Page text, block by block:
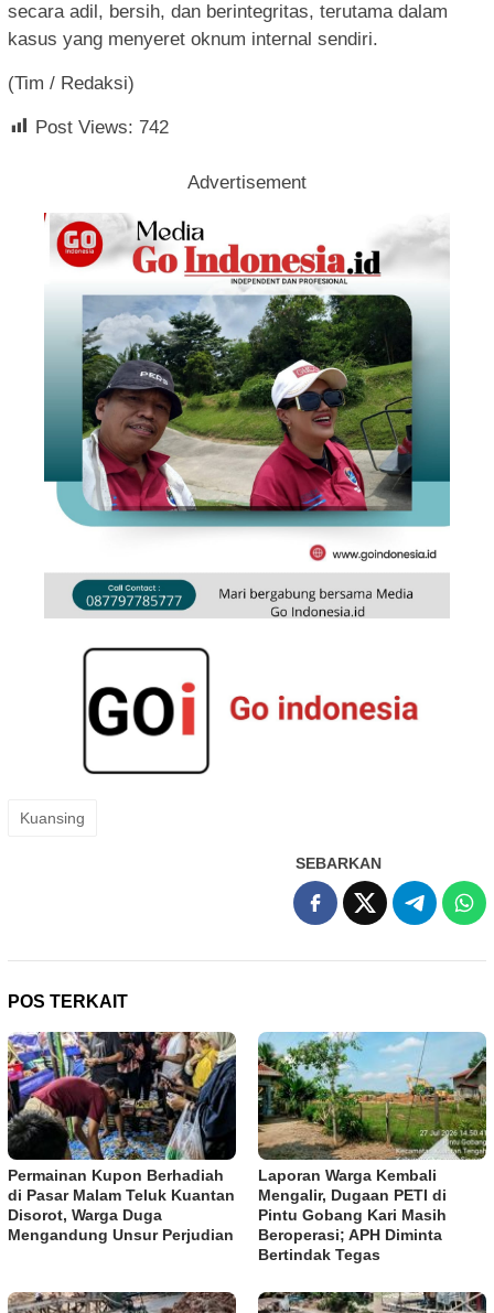
secara adil, bersih, dan berintegritas, terutama dalam
kasus yang menyeret oknum internal sendiri.
(Tim / Redaksi)
Post Views: 742
Advertisement
Kuansing
SEBARKAN
POS TERKAIT
Permainan Kupon Berhadiah
di Pasar Malam Teluk Kuantan
Disorot, Warga Duga
Mengandung Unsur Perjudian
Laporan Warga Kembali
Mengalir, Dugaan PETI di
Pintu Gobang Kari Masih
Beroperasi; APH Diminta
Bertindak Tegas